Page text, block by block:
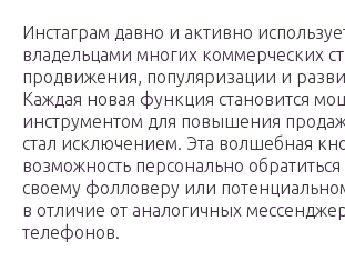
Инстаграм давно и активно
владельцами многих коммерческих
продвижения, популяризации и
Каждая новая функция становится
инструментом для повышения
стал исключением. Эта волшебная
возможность персонально
своему фолловеру или
в отличие от аналогичных
телефонов.